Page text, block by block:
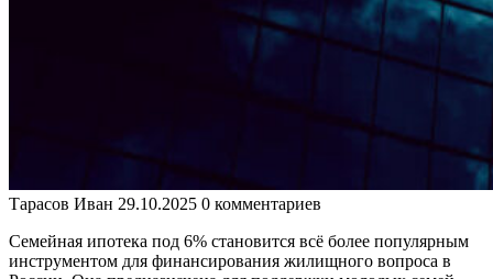
Тарасов Иван 29.10.2025 0 комментариев
Семейная ипотека под 6% становится всё более популярным
инструментом для финансирования жилищного вопроса в